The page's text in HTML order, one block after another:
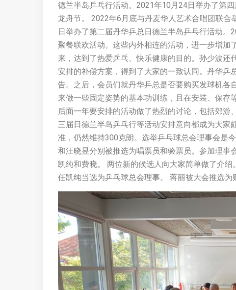
德兰半岛乒乓行活动。2021年10月24日举办了第
龙舟节。 2022年6月底与丹麦华人艺术合唱团联
日举办了第二届丹华乒总日德兰半岛乒乓行活动
聚餐联欢活动。这些内外相连的活动，进一步增
来，达到了热爱乒乓、快乐健康的目的。孙少波
安排的补偿方案，得到了大家的一致认同。丹华
告。之后，会员们就丹华乒总是否要购买发球机各
来做一些固定姿势的基本功训练，且在安装、保
后面一年要安排的活动做了热烈的讨论，包括郊
三届日德兰半岛乒乓行等活动安排意向都成为大
准，仍然维持300克朗。选举乒乓球总会理事会是
和汪晓昱分别被推选为唱票员和验票员。参加理
凯纯和费晓。 两位新的候选人向大家简单做了介
任凯纯当选为乒乓球总会理事。 蒋丽被大会推选为